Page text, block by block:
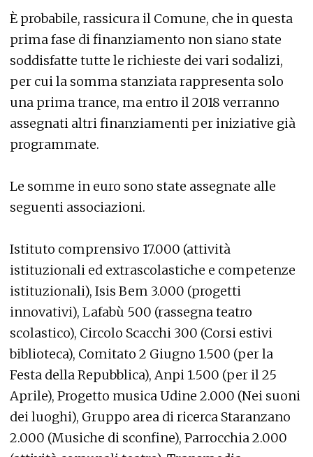
È probabile, rassicura il Comune, che in questa
prima fase di finanziamento non siano state
soddisfatte tutte le richieste dei vari sodalizi,
per cui la somma stanziata rappresenta solo
una prima trance, ma entro il 2018 verranno
assegnati altri finanziamenti per iniziative già
programmate.
Le somme in euro sono state assegnate alle
seguenti associazioni.
Istituto comprensivo 17.000 (attività
istituzionali ed extrascolastiche e competenze
istituzionali), Isis Bem 3.000 (progetti
innovativi), Lafabù 500 (rassegna teatro
scolastico), Circolo Scacchi 300 (Corsi estivi
biblioteca), Comitato 2 Giugno 1.500 (per la
Festa della Repubblica), Anpi 1.500 (per il 25
Aprile), Progetto musica Udine 2.000 (Nei suoni
dei luoghi), Gruppo area di ricerca Staranzano
2.000 (Musiche di sconfine), Parrocchia 2.000